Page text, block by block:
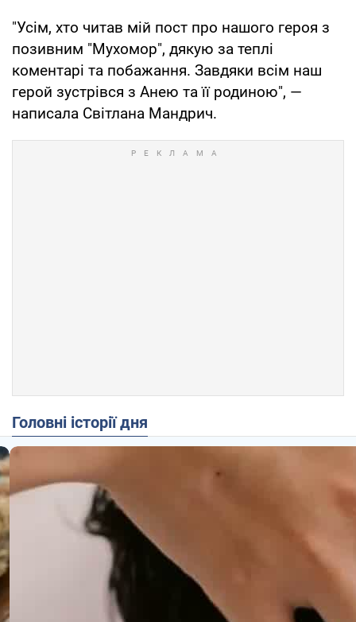
"Усім, хто читав мій пост про нашого героя з
позивним "Мухомор", дякую за теплі
коментарі та побажання. Завдяки всім наш
герой зустрівся з Анею та її родиною", —
написала Світлана Мандрич.
Головні історії дня